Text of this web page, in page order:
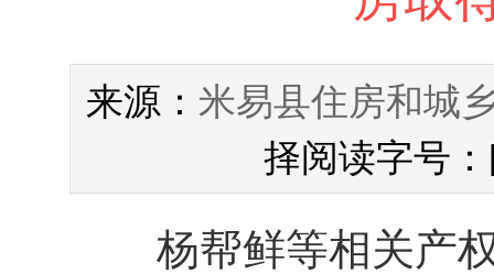
来源： 米易县住房和城
择阅读字号
杨帮鲜等相关产